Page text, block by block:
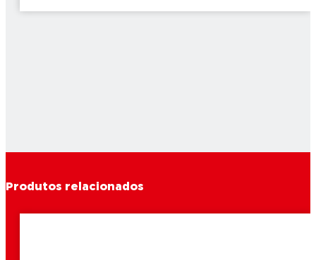
Produtos relacionados